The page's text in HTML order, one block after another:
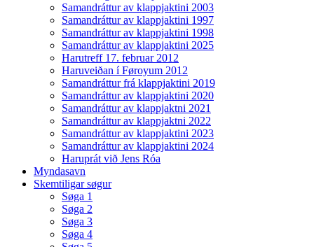
Samandráttur av klappjaktini 2003
Samandráttur av klappjaktini 1997
Samandráttur av klappjaktini 1998
Samandráttur av klappjaktini 2025
Harutreff 17. februar 2012
Haruveiðan í Føroyum 2012
Samandráttur frá klappjaktini 2019
Samandráttur av klappjaktini 2020
Samandráttur av klappjaktni 2021
Samandráttur av klappjaktni 2022
Samandráttur av klappjaktini 2023
Samandráttur av klappjaktini 2024
Haruprát við Jens Róa
Myndasavn
Skemtiligar søgur
Søga 1
Søga 2
Søga 3
Søga 4